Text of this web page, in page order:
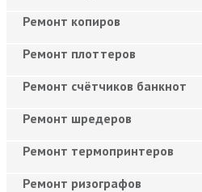
Ремонт копиров
Ремонт плоттеров
Ремонт счётчиков банкнот
Ремонт шредеров
Ремонт термопринтеров
Ремонт ризографов